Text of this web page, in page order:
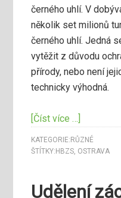
černého uhlí. V
několik set milionů
černého uhlí. Jedná
vytěžit z důvodu
přírody, nebo není
technicky výhodná.
[Číst více …]
KATEGORIE: RŮZNÉ
ŠTÍTKY: HBZS, OSTRAVA
Udělení